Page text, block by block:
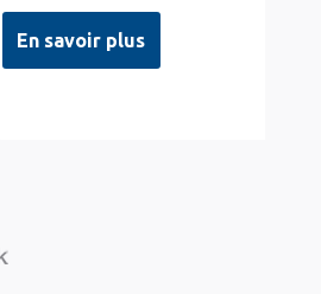
En savoir plus